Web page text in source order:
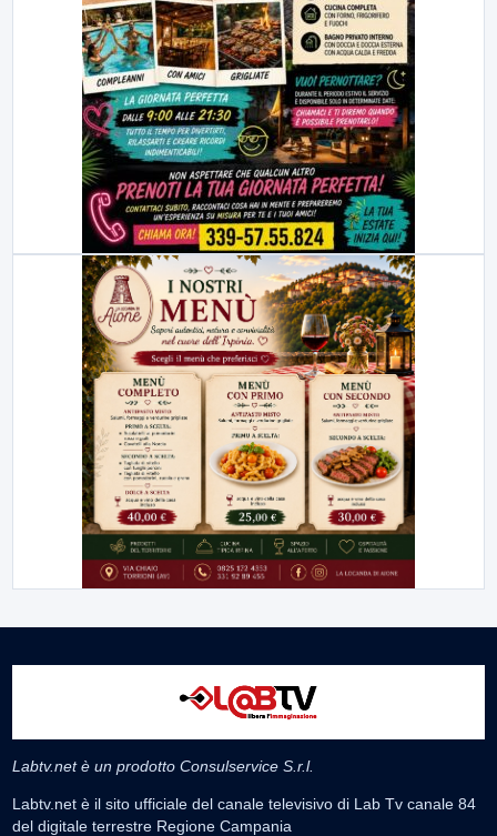
Labtv.net è un prodotto Consulservice S.r.l.
Labtv.net è il sito ufficiale del canale televisivo di Lab Tv canale 84
del digitale terrestre Regione Campania